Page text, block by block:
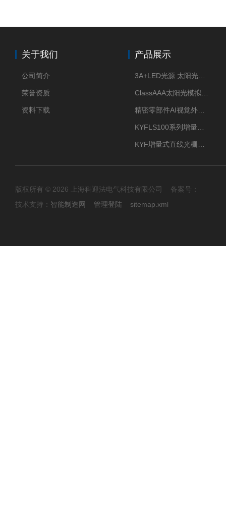
关于我们
公司简介
荣誉资质
资料下载
产品展示
版权所有 © 2026 上海科迎法电气科技有限公司 备案号：
技术支持： 智能制造网 管理登陆 sitemap.xml